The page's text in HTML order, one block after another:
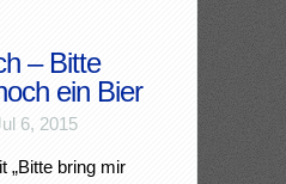
– Bitte
ein Bier
6, 2015
„Bitte bring mir